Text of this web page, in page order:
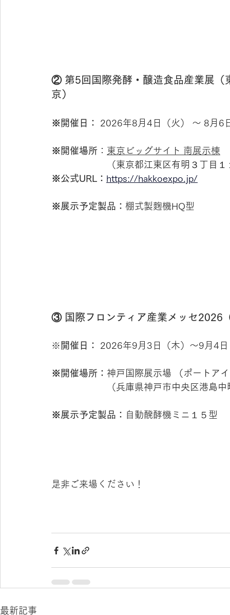
② 第5回国際発酵・醸造食品産業展（
※開催日： 2026年8月4日（火） ～ 8月6
※開催場所 ： 東京ビッグサイト 南展示棟
（東京都江東区有明３丁目１
※公式URL： https://hakkoexpo.jp/
※展示予定製品： 棚式製麴機HQ型
③ 国際フロンティア産業メッセ2026
※ 開催日： 2026年9月3日（木）～9月4日
※開催場所： 神戸国際展示場 （ポートア
（兵庫県神戸市中央区港島中
※展示予定製品： 自動醗酵機ミニ１５型
是非ご来場ください！
最新記事